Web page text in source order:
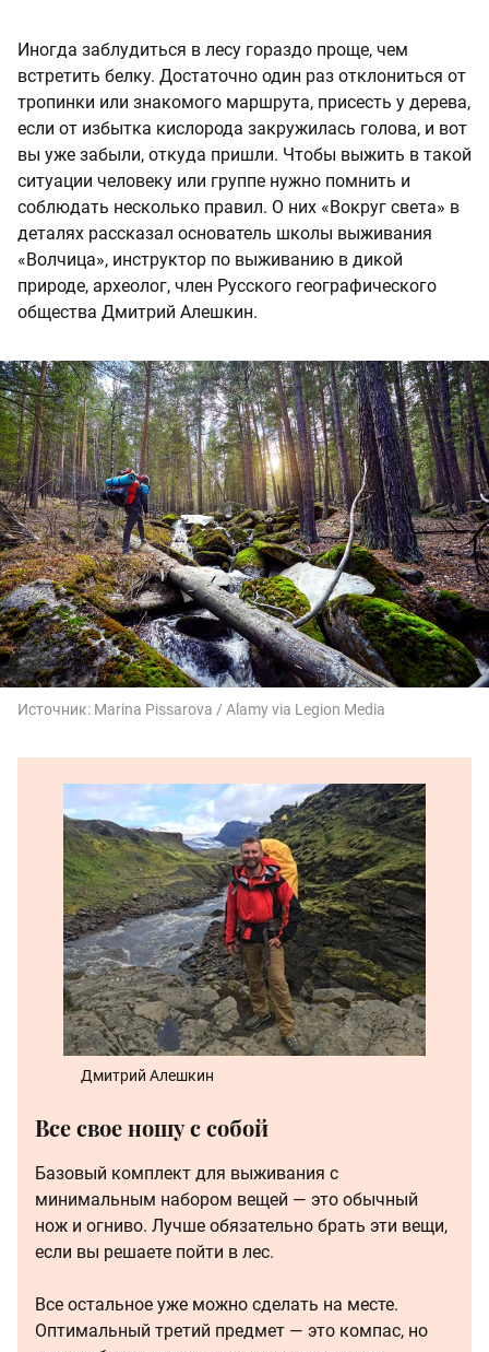
Иногда заблудиться в лесу гораздо проще, чем
встретить белку. Достаточно один раз отклониться от
тропинки или знакомого маршрута, присесть у дерева,
если от избытка кислорода закружилась голова, и вот
вы уже забыли, откуда пришли. Чтобы выжить в такой
ситуации человеку или группе нужно помнить и
соблюдать несколько правил. О них «Вокруг света» в
деталях рассказал основатель школы выживания
«Волчица», инструктор по выживанию в дикой
природе, археолог, член Русского географического
общества Дмитрий Алешкин.
Источник: Marina Pissarova / Alamy via Legion Media
Дмитрий Алешкин
Все свое ношу с собой
Базовый комплект для выживания с
минимальным набором вещей — это обычный
нож и огниво. Лучше обязательно брать эти вещи,
если вы решаете пойти в лес.
Все остальное уже можно сделать на месте.
Оптимальный третий предмет — это компас, но